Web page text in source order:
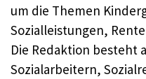
um die Themen
Sozialleistungen,
Die Redaktion besteht
Sozialarbeitern,